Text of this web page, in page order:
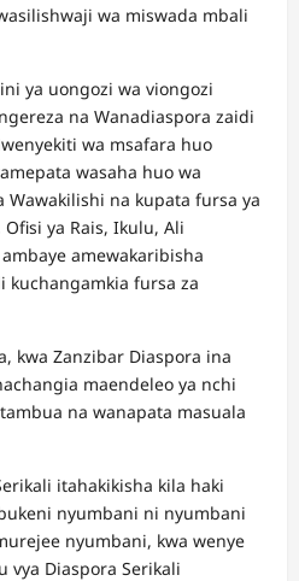
wa miswada mbali
ya uongozi wa viongozi
na Wanadiaspora zaidi
wa msafara huo
wasaha huo wa
Wawakilishi na kupata fursa ya
ya Rais, Ikulu, Ali
amewakaribisha
kuchangamkia fursa za
kwa Zanzibar Diaspora ina
maendeleo ya nchi
na wanapata masuala
itahakikisha kila haki
nyumbani ni nyumbani
nyumbani, kwa wenye
vya Diaspora Serikali